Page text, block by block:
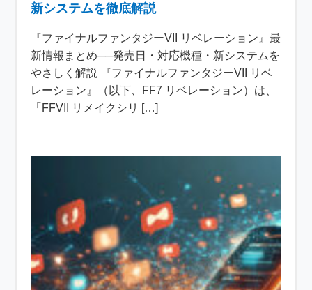
新システムを徹底解説
『ファイナルファンタジーVII リベレーション』最
新情報まとめ──発売日・対応機種・新システムを
やさしく解説 『ファイナルファンタジーVII リベ
レーション』（以下、FF7 リベレーション）は、
「FFVII リメイクシリ […]